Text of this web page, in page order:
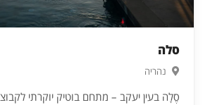
סלה
נהריה
סֶלָה בעין יעקב – מתחם בוטיק יוקרתי